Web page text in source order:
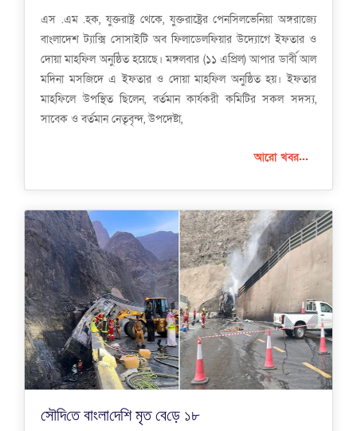
এস .এম .হক, যুক্তরাষ্ট্র থেকে, যুক্তরাষ্ট্রের পেনসিলভেনিয়া অঙ্গরাজ্যে
বাংলাদেশ ট্যাক্সি সোসাইটি অব ফিলাডেলফিয়ার উদ্যোগে ইফতার ও
দোয়া মাহফিল অনুষ্ঠিত হয়েছে। মঙ্গলবার (১১ এপ্রিল) আপার ডার্বী আল
মদিনা মসজিদে এ ইফতার ও দোয়া মাহফিল অনুষ্ঠিত হয়। ইফতার
মাহফিলে উপস্থিত ছিলেন, বর্তমান কার্যকরী কমিটির সকল সদস্য,
সাবেক ও বর্তমান নেতৃবৃন্দ, উপদেষ্টা,
আরো খবর...
সৌ‌দি‌তে বাংলা‌দে‌শি‌ মৃ‌ত বে‌ড়ে ১৮